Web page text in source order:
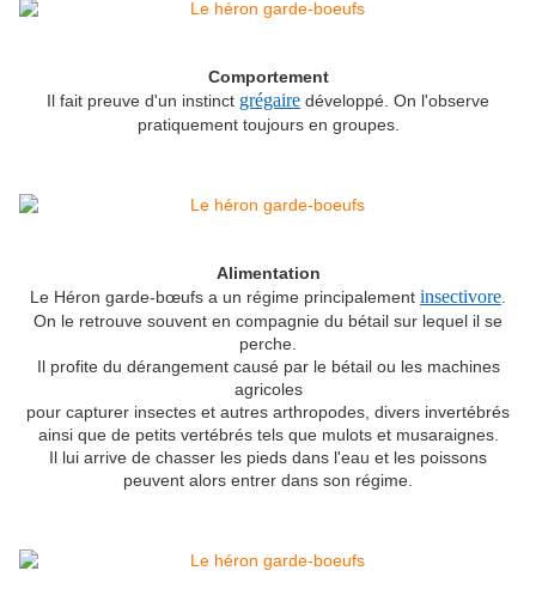
Comportement
Il fait preuve d'un instinct grégaire développé. On l'observe
pratiquement toujours en groupes.
Alimentation
Le Héron garde-bœufs a un régime principalement insectivore
On le retrouve souvent en compagnie du bétail sur lequel il se
perche.
Il profite du dérangement causé par le bétail ou les machines
agricoles
pour capturer insectes et autres arthropodes, divers invertébrés
ainsi que de petits vertébrés tels que mulots et musaraignes.
Il lui arrive de chasser les pieds dans l'eau et les poissons
peuvent alors entrer dans son régime.